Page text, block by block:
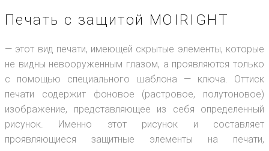
Печать с защитой MOIRIGHT
— этот вид печати, имеющей скрытые элементы, которые
не видны невооруженным глазом, а проявляются только
с помощью специального шаблона — ключа. Оттиск
печати содержит фоновое (растровое, полутоновое)
изображение, представляющее из себя определенный
рисунок. Именно этот рисунок и составляет
проявляющиеся защитные элементы на печати,